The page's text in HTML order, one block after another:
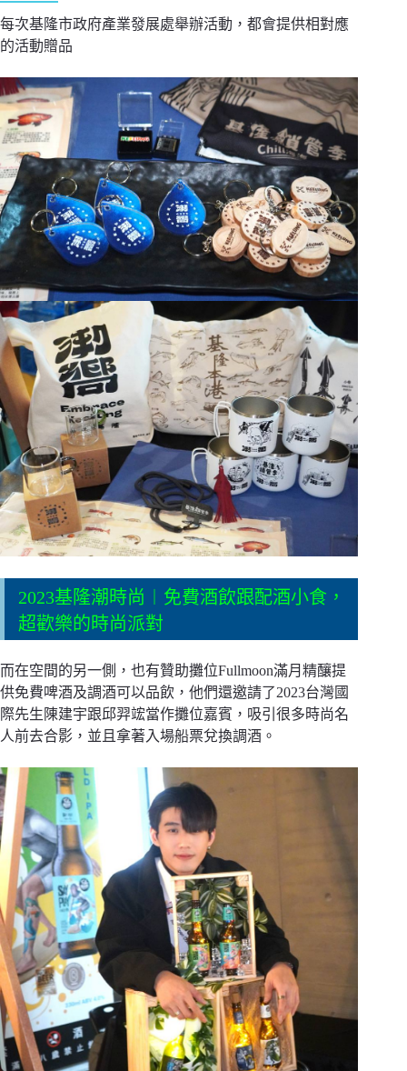
每次基隆市政府產業發展處舉辦活動，都會提供相對應
的活動贈品
2023基隆潮時尚︱免費酒飲跟配酒小食，
超歡樂的時尚派對
而在空間的另一側，也有贊助攤位Fullmoon滿月精釀提
供免費啤酒及調酒可以品飲，他們還邀請了2023台灣國
際先生陳建宇跟邱羿竤當作攤位嘉賓，吸引很多時尚名
人前去合影，並且拿著入場船票兌換調酒。